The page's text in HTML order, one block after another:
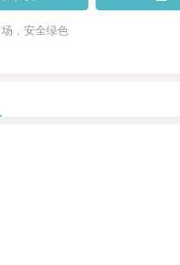
，安全绿色